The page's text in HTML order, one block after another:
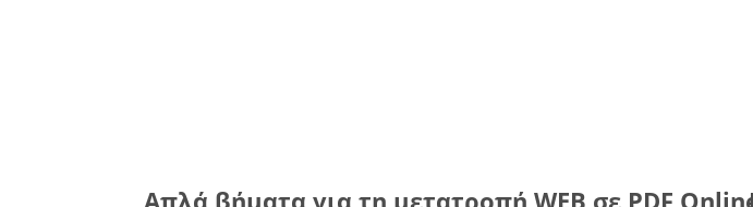
Απλά βήματα για τη μετατροπή WEB σε PDF